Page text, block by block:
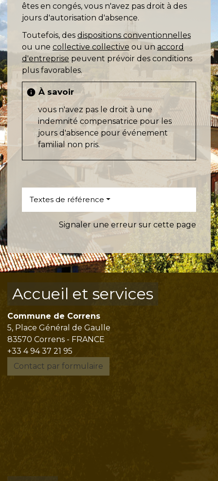
êtes en congés, vous n'avez pas droit à des
jours d'autorisation d'absence.
Toutefois, des dispositions conventionnelles
ou une collective collective ou un accord
d'entreprise peuvent prévoir des conditions
plus favorables.
info À savoir
vous n'avez pas le droit à une
indemnité compensatrice pour les
jours d'absence pour événement
familial non pris.
Textes de référence
Signaler une erreur sur cette page
Accueil et services
Commune de Correns
5, Place Général de Gaulle
83570 Correns - FRANCE
+33 4 94 37 21 95
Contact par formulaire